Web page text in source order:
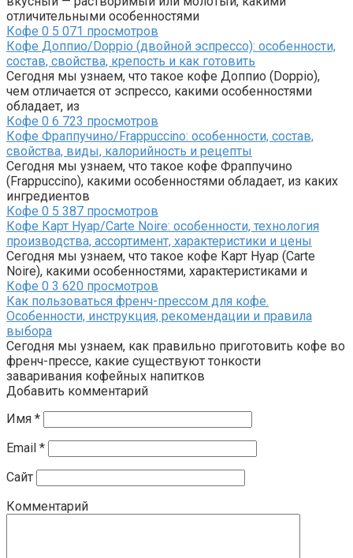
отличительными особенностями
Кофе 0 5 071 просмотров
Кофе Доппио/Doppio (двойной эспрессо): особенности,
состав, свойства, крепость и как готовить
Сегодня мы узнаем, что такое кофе Доппио (Doppio),
чем отличается от эспрессо, какими особенностями
обладает, из
Кофе 0 6 723 просмотров
Кофе Фраппучино/Frappuccino: особенности, состав,
свойства, виды, калорийность и рецепты
Сегодня мы узнаем, что такое кофе Фраппучино
(Frappuccino), какими особенностями обладает, из каких
ингредиентов
Кофе 0 5 387 просмотров
Кофе Карт Нуар/Carte Noire: особенности, технология
производства, ассортимент, характеристики и цены
Сегодня мы узнаем, что такое кофе Карт Нуар (Carte
Noire), какими особенностями, характеристиками и
Кофе 0 3 620 просмотров
Как пользоваться френч-прессом для кофе.
Особенности, инструкция, рекомендации и правила
выбора
Сегодня мы узнаем, как правильно приготовить кофе во
френч-прессе, какие существуют тонкости
заваривания кофейных напитков
Добавить комментарий
Имя *
Email *
Сайт
Комментарий